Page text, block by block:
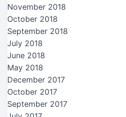
November 2018
October 2018
September 2018
July 2018
June 2018
May 2018
December 2017
October 2017
September 2017